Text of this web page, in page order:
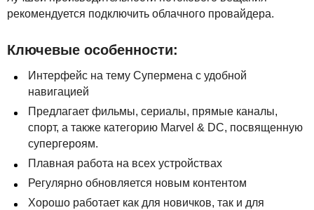
рекомендуется подключить облачного провайдера.
Ключевые особенности:
Интерфейс на тему Супермена с удобной
навигацией
Предлагает фильмы, сериалы, прямые каналы,
спорт, а также категорию Marvel & DC, посвященную
супергероям.
Плавная работа на всех устройствах
Регулярно обновляется новым контентом
Хорошо работает как для новичков, так и для